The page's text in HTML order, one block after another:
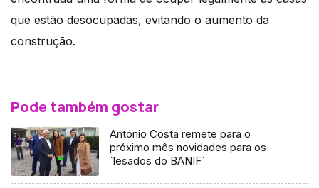
que estão desocupadas, evitando o aumento da
construção.
Pode também gostar
António Costa remete para o
próximo mês novidades para os
`lesados do BANIF`